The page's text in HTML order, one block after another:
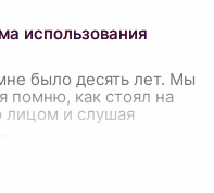
использования
было десять лет. Мы
помню, как стоял на
лицом и слушая